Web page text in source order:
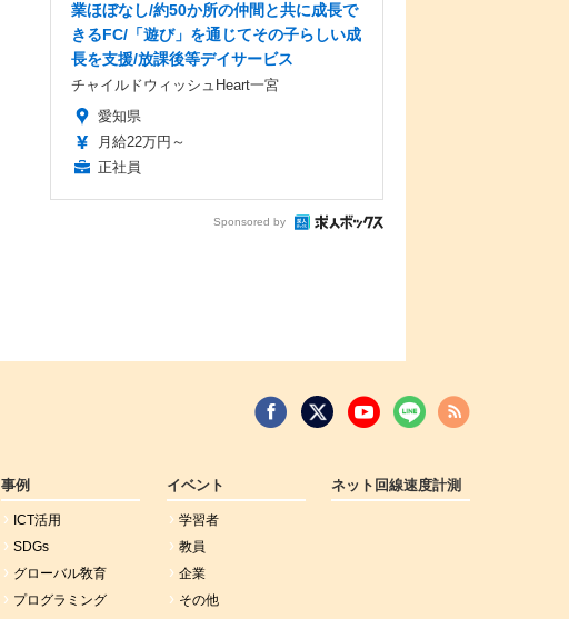
業ほぼなし/約50か所の仲間と共に成長で
きるFC/「遊び」を通じてその子らしい成
長を支援/放課後等デイサービス
チャイルドウィッシュHeart一宮
愛知県
月給22万円～
正社員
Sponsored by
事例
ICT活用
SDGs
グローバル敎育
プログラミング
イベント
学習者
教員
企業
その他
ネット回線速度計測